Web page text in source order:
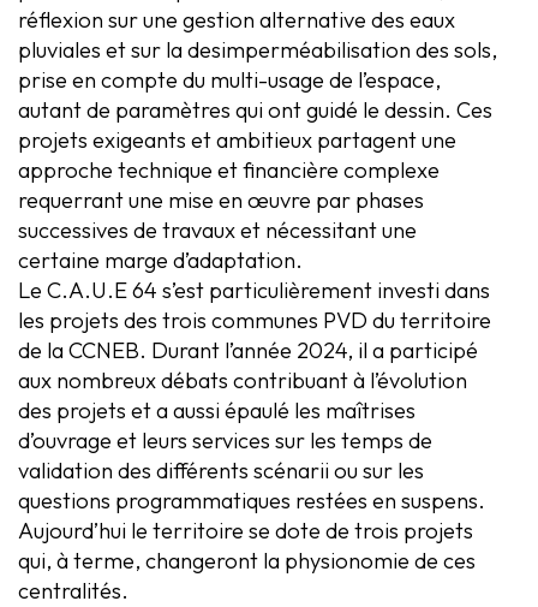
réflexion sur une gestion alternative des eaux
pluviales et sur la desimperméabilisation des sols,
prise en compte du multi-usage de l’espace,
autant de paramètres qui ont guidé le dessin. Ces
projets exigeants et ambitieux partagent une
approche technique et financière complexe
requerrant une mise en œuvre par phases
successives de travaux et nécessitant une
certaine marge d’adaptation.
Le C.A.U.E 64 s’est particulièrement investi dans
les projets des trois communes PVD du territoire
de la CCNEB. Durant l’année 2024, il a participé
aux nombreux débats contribuant à l’évolution
des projets et a aussi épaulé les maîtrises
d’ouvrage et leurs services sur les temps de
validation des différents scénarii ou sur les
questions programmatiques restées en suspens.
Aujourd’hui le territoire se dote de trois projets
qui, à terme, changeront la physionomie de ces
centralités.